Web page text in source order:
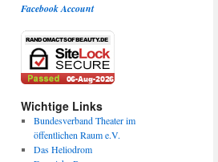
Facebook Account
Wichtige Links
Bundesverband Theater im
öffentlichen Raum e.V.
Das Heliodrom